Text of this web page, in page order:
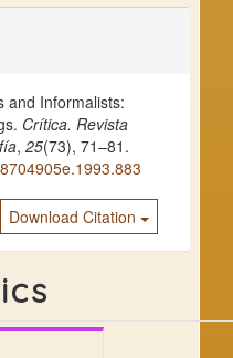
and Informalists:
Crítica. Revista
, 25(73), 71–81.
Download Citation